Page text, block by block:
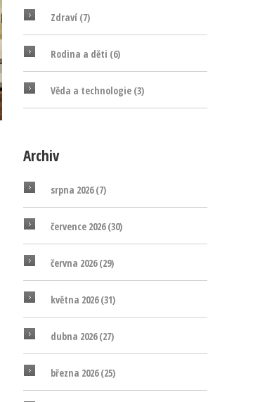
Zdraví (7)
Rodina a děti (6)
Věda a technologie (3)
Archiv
srpna 2026(7)
července 2026(30)
června 2026(29)
května 2026(31)
dubna 2026(27)
března 2026(25)